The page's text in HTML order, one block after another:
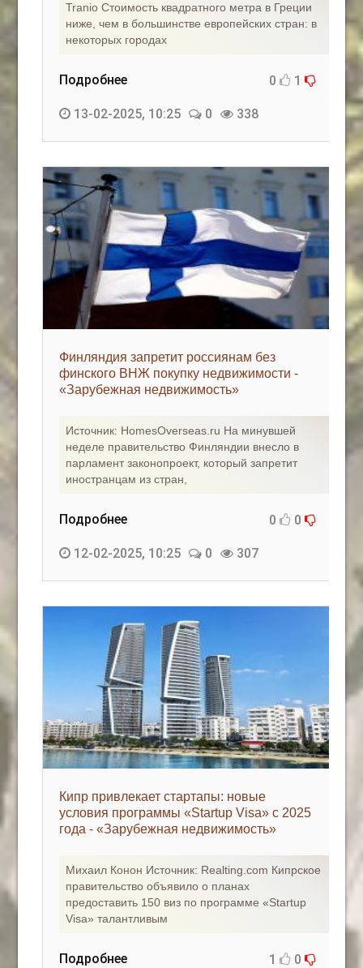
Tranio Стоимость квадратного метра в Греции
ниже, чем в большинстве европейских стран: в
некоторых городах
Подробнее 0 1
13-02-2025, 10:25 0 338
Финляндия запретит россиянам без
финского ВНЖ покупку недвижимости -
«Зарубежная недвижимость»
Источник: HomesOverseas.ru На минувшей
неделе правительство Финляндии внесло в
парламент законопроект, который запретит
иностранцам из стран,
Подробнее 0 0
12-02-2025, 10:25 0 307
Кипр привлекает стартапы: новые
условия программы «Startup Visa» с 2025
года - «Зарубежная недвижимость»
Михаил Конон Источник: Realting.com Кипрское
правительство объявило о планах
предоставить 150 виз по программе «Startup
Visa» талантливым
Подробнее 1 0